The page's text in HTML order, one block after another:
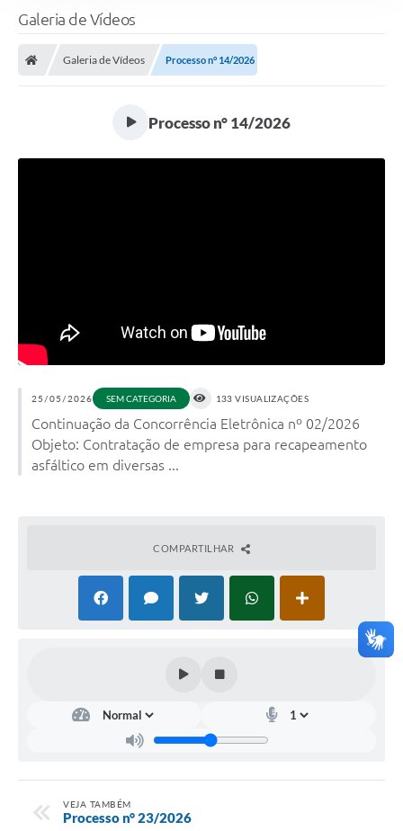
Galeria de Vídeos
Galeria de Vídeos Processo n° 14/2026
Processo n° 14/2026
25/05/2026 SEM CATEGORIA 133 VISUALIZAÇÕES
Continuação da Concorrência Eletrônica nº 02/2026
Objeto: Contratação de empresa para recapeamento
asfáltico em diversas ...
COMPARTILHAR
VEJA TAMBÉM
Processo n° 23/2026